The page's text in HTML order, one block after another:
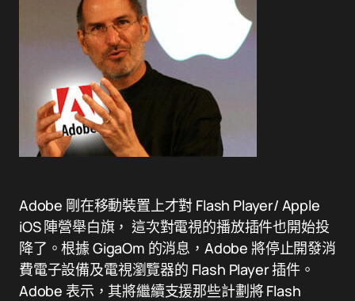
Adobe 剛在移動裝置上才對 Flash Player/ Apple
iOS 陣營舉白旗， 這次對電視的播放插件也開始投
降了。根據 GigaOm 的消息，Adobe 將停止開發消
費電子設備及電視瀏覽器的 Flash Player 插件。
Adobe 表示，其將繼續支援那些計劃將 Flash